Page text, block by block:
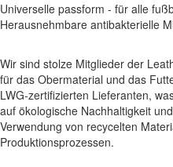
Universelle passform - für alle
Herausnehmbare antibakterielle
Wir sind stolze Mitglieder der
für das Obermaterial und das
LWG-zertifizierten Lieferanten,
auf ökologische Nachhaltigkeit
Verwendung von recycelten
Produktionsprozessen.